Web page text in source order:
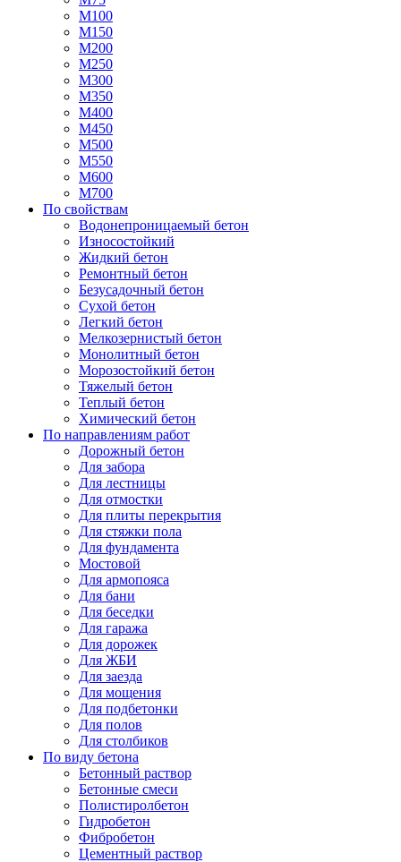
М100
М150
М200
М250
М300
М350
М400
М450
М500
М550
М600
М700
По свойствам
Водонепроницаемый бетон
Износостойкий
Жидкий бетон
Ремонтный бетон
Безусадочный бетон
Сухой бетон
Легкий бетон
Мелкозернистый бетон
Монолитный бетон
Морозостойкий бетон
Тяжелый бетон
Теплый бетон
Химический бетон
По направлениям работ
Дорожный бетон
Для забора
Для лестницы
Для отмостки
Для плиты перекрытия
Для стяжки пола
Для фундамента
Мостовой
Для армопояса
Для бани
Для беседки
Для гаража
Для дорожек
Для ЖБИ
Для заезда
Для мощения
Для подбетонки
Для полов
Для столбиков
По виду бетона
Бетонный раствор
Бетонные смеси
Полистиролбетон
Гидробетон
Фибробетон
Цементный раствор